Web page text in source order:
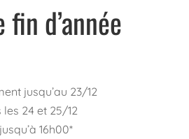
d’année
jusqu’au 23/12
24 et 25/12
16h00*